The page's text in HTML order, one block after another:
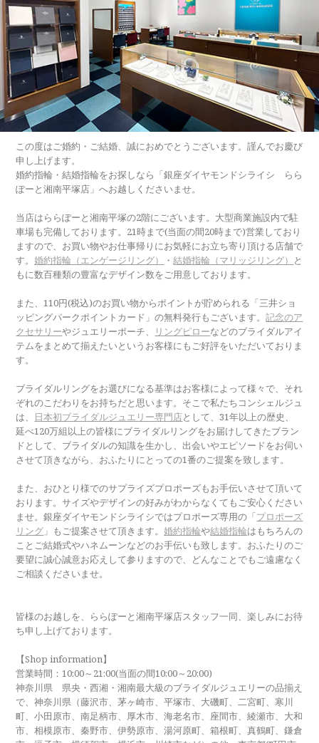
この度はご婚約・ご結婚、誠におめでとうございます。謹んでお慶び
申し上げます。
婚約指輪・結婚指輪をお探しなら「銀座ダイヤモンドシライシ らら
ぽーと湘南平塚店」へお越しくださいませ。
当店はららぽーと湘南平塚の2階にございます。大型商業施設内で駐
車場も完備しております。21時まで(当面の間20時まで)営業しており
ますので、お買い物やお仕事帰りにお気軽にお立ち寄り頂ける店舗で
す。 婚約指輪（エンゲージリング） ・結婚指輪（マリッジリング） と
もに数百種類の豊富なデザイン数をご用意しております。
また、110円(税込)のお買い物からポイントが貯められる「三井ショ
ッピングパークポイントカード」の無料発行もございます。記念のア
クセサリーやジュエリーポーチ、 リングピローなどのブライダルアイ
テムをまとめて揃えたいというお客様にもご好評をいただいておりま
す。
ブライダルリングをお選びになる基準はお客様によって様々で、それ
ぞれのこだわりをお持ちだと思います。そこで私たちコンシェルジュ
は、 日本初ブライダルジュエリー専門店として、31年以上の歴史、
延べ120万組以上の皆様にブライダルリングをお届けしてきたブラン
ドとして、ブライダルの知識を生かし、出会いやエピソードをお伺い
させて頂きながら、おふたりにとっての1番のご提案を致します。
また、おひとり様でのサプライズプロポーズもお手伝いさせて頂いて
おります。サイズやデザインの好みがわからなくてもご安心ください
ませ。銀座ダイヤモンドシライシではプロポーズ専用の「プロポーズ
リング 」もご提案させて頂きます。 婚約指輪や結婚指輪はもちろんの
ことご結婚式やハネムーンなどのお手伝いも致します。おふたりのご
要望に誠心誠意お応えして参りますので、どんなことでもご遠慮なく
ご相談くださいませ。
皆様のお越しを、ららぽーと湘南平塚店スタッフ一同、楽しみにお待
ち申し上げております。
【Shop information】
営業時間：10:00～21:00(当面の間10:00～20:00)
神奈川県 県央・西湘・湘南最大級のブライダルジュエリーの品揃え
で、神奈川県（藤沢市、茅ヶ崎市、平塚市、大磯町、二宮町、寒川
町、小田原市、南足柄市、厚木市、海老名市、座間市、綾瀬市、大和
市、相模原市、秦野市、伊勢原市、湯河原町、箱根町、真鶴町、鎌倉